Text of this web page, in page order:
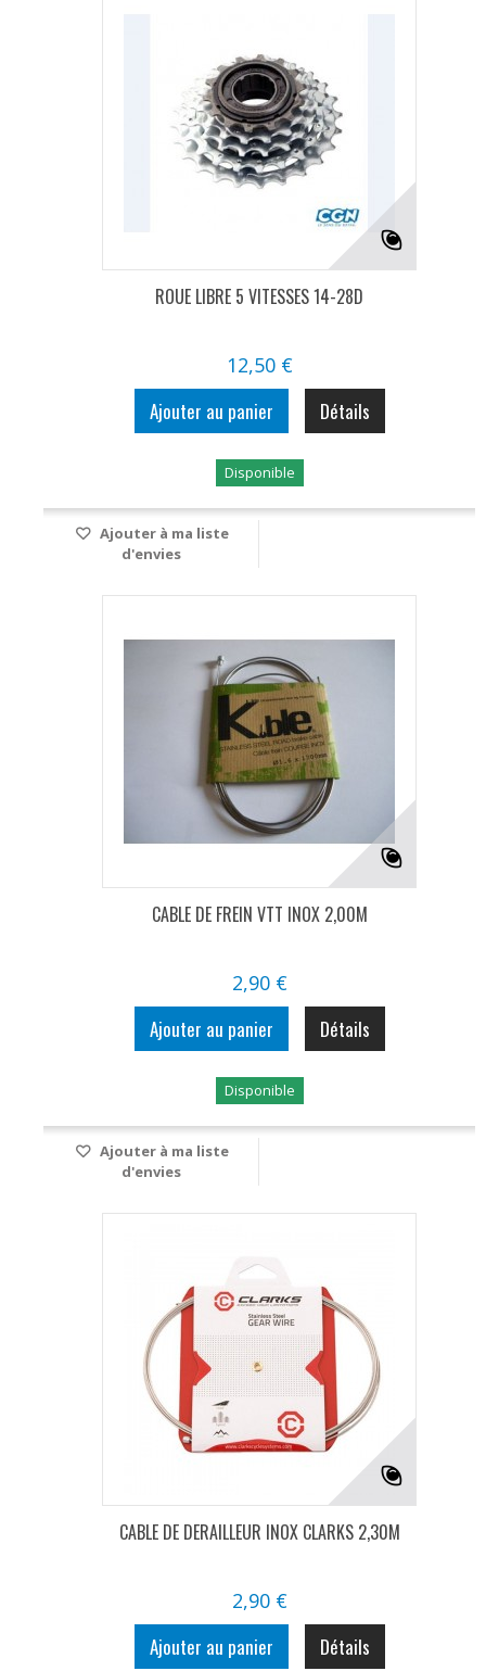
ROUE LIBRE 5 VITESSES 14-28D
12,50 €
Ajouter au panier Détails
Disponible
Ajouter à ma liste
d'envies
CABLE DE FREIN VTT INOX 2,00M
2,90 €
Ajouter au panier Détails
Disponible
Ajouter à ma liste
d'envies
CABLE DE DERAILLEUR INOX CLARKS 2,30M
2,90 €
Ajouter au panier Détails